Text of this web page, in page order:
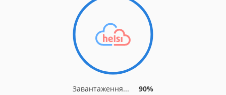
Завантаження... 90%